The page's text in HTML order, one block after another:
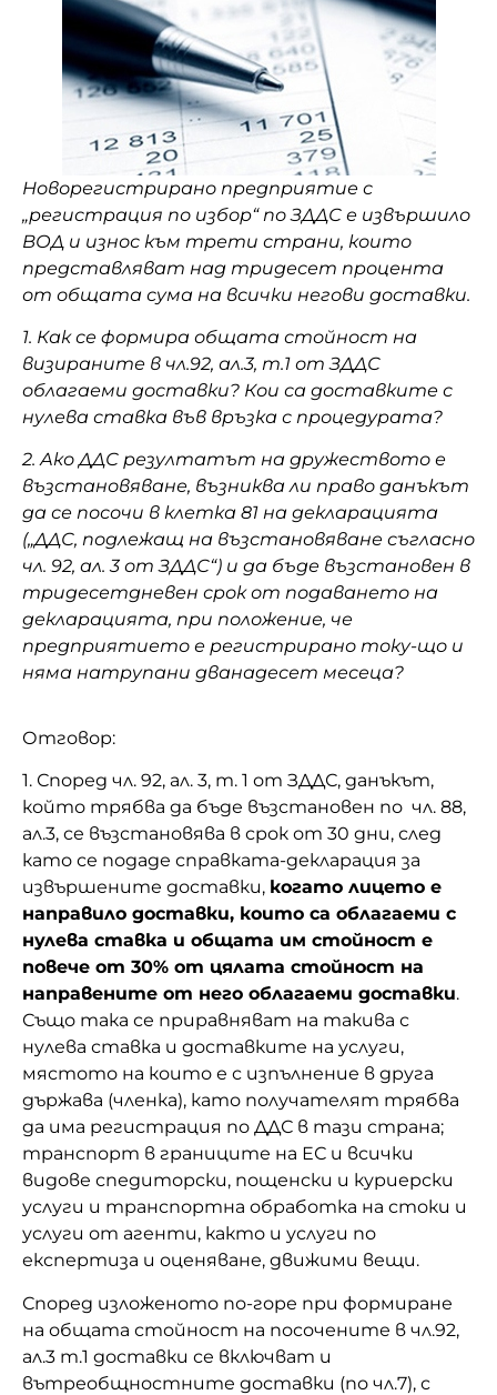
Новорегистрирано предприятие с
„регистрация по избор“ по ЗДДС е извършило
ВОД и износ към трети страни, които
представляват над тридесет процента
от общата сума на всички негови доставки.
1. Как се формира общата стойност на
визираните в чл.92, ал.3, т.1 от ЗДДС
облагаеми доставки? Кои са доставките с
нулева ставка във връзка с процедурата?
2.Ако ДДС резултатът на дружеството е
възстановяване, възниква ли право данъкът
да се посочи в клетка 81 на декларацията
(„ДДС, подлежащ на възстановяване съгласно
чл. 92, ал. 3 от ЗДДС“) и да бъде възстановен в
тридесетдневен срок от подаването на
декларацията, при положение, че
предприятието е регистрирано току-що и
няма натрупани дванадесет месеца?
Отговор:
1. Според чл. 92, ал. 3, т. 1 от ЗДДС, данъкът,
който трябва да бъде възстановен по чл. 88,
ал.3, се възстановява в срок от 30 дни, след
като се подаде справката-декларация за
извършените доставки, когато лицето е
направило доставки, които са облагаеми с
нулева ставка и общата им стойност е
повече от 30% от цялата стойност на
направените от него облагаеми доставки.
Също така се приравняват на такива с
нулева ставка и доставките на услуги,
мястото на които е с изпълнение в друга
държава (членка), като получателят трябва
да има регистрация по ДДС в тази страна;
транспорт в границите на ЕС и всички
видове спедиторски, пощенски и куриерски
услуги и транспортна обработка на стоки и
услуги от агенти, както и услуги по
експертиза и оценяване, движими вещи.
Според изложеното по-горе при формиране
на общата стойност на посочените в чл.92,
ал.3 т.1 доставки се включват и
вътреобщностните доставки (по чл.7), с